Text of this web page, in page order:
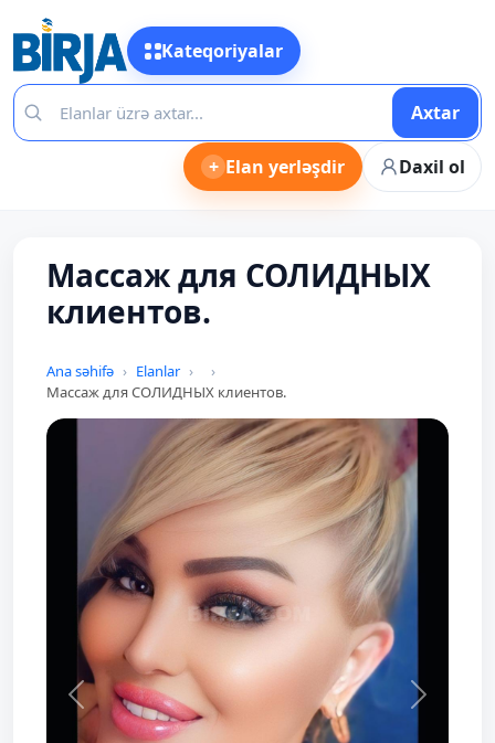
Kateqoriyalar
Axtar
+ Elan yerləşdir Daxil ol
Массаж для СОЛИДНЫХ
клиентов.
Ana səhifə
Elanlar
Массаж для СОЛИДНЫХ клиентов.
Prev Next